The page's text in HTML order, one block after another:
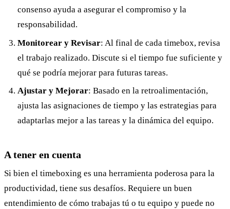
consenso ayuda a asegurar el compromiso y la
responsabilidad.
Monitorear y Revisar: Al final de cada timebox, revisa
el trabajo realizado. Discute si el tiempo fue suficiente y
qué se podría mejorar para futuras tareas.
Ajustar y Mejorar: Basado en la retroalimentación,
ajusta las asignaciones de tiempo y las estrategias para
adaptarlas mejor a las tareas y la dinámica del equipo.
A tener en cuenta
Si bien el timeboxing es una herramienta poderosa para la
productividad, tiene sus desafíos. Requiere un buen
entendimiento de cómo trabajas tú o tu equipo y puede no